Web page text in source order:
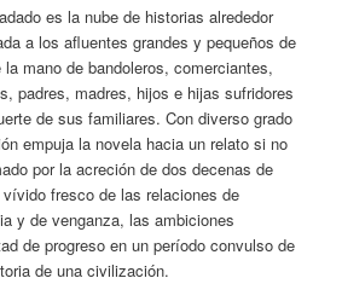
es la nube de historias alrededor
a los afluentes grandes y pequeños de
mano de bandoleros, comerciantes,
padres, madres, hijos e hijas sufridores
de sus familiares. Con diverso grado
empuja la novela hacia un relato si no
por la acreción de dos decenas de
fresco de las relaciones de
y de venganza, las ambiciones
de progreso en un período convulso de
de una civilización.